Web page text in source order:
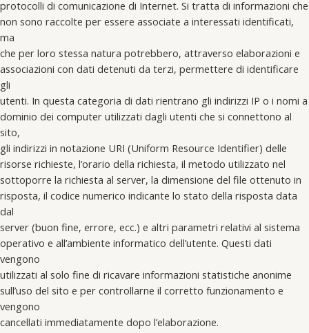
protocolli di comunicazione di Internet. Si tratta di informazioni che
non sono raccolte per essere associate a interessati identificati,
ma
che per loro stessa natura potrebbero, attraverso elaborazioni e
associazioni con dati detenuti da terzi, permettere di identificare
gli
utenti. In questa categoria di dati rientrano gli indirizzi IP o i nomi a
dominio dei computer utilizzati dagli utenti che si connettono al
sito,
gli indirizzi in notazione URI (Uniform Resource Identifier) delle
risorse richieste, l’orario della richiesta, il metodo utilizzato nel
sottoporre la richiesta al server, la dimensione del file ottenuto in
risposta, il codice numerico indicante lo stato della risposta data
dal
server (buon fine, errore, ecc.) e altri parametri relativi al sistema
operativo e all’ambiente informatico dell’utente. Questi dati
vengono
utilizzati al solo fine di ricavare informazioni statistiche anonime
sull’uso del sito e per controllarne il corretto funzionamento e
vengono
cancellati immediatamente dopo l’elaborazione.